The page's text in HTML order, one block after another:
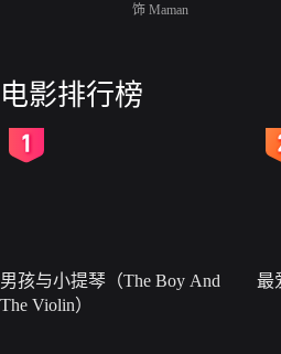
饰 Maman
电影排行榜
男孩与小提琴（The Boy And
The Violin）
最